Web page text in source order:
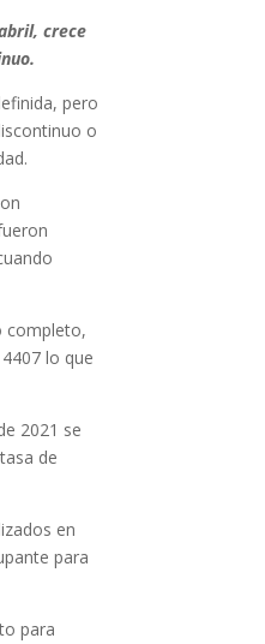
crece
pero
o
completo,
lo que
2021 se
de
en
para
para